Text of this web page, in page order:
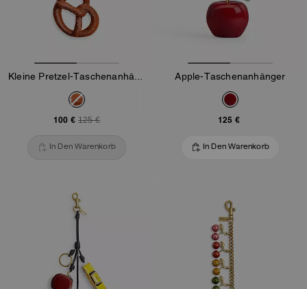
100 € 125 €
In Den Warenkorb
Apple-Taschenanhänger
125 €
In Den Warenkorb